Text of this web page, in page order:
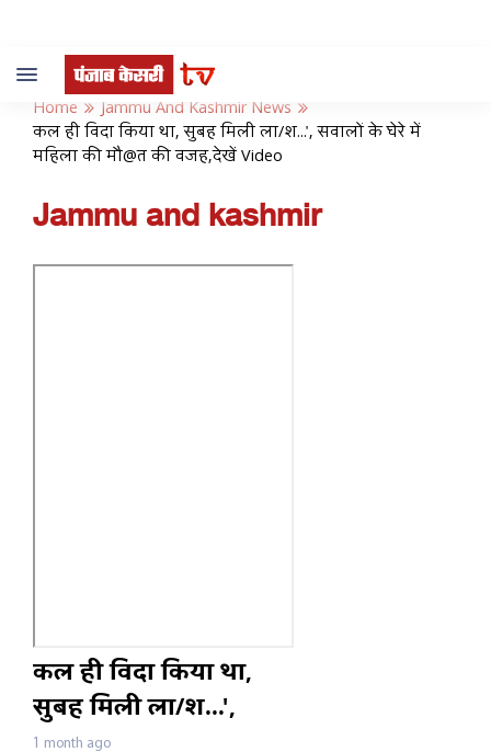
Toggle
navigation
Home
Jammu And Kashmir News
कल ही विदा किया था, सुबह मिली ला/श...', सवालों के घेरे में
महिला की मौ@त की वजह,देखें Video
Jammu and kashmir
कल ही विदा किया था,
सुबह मिली ला/श...',
1 month ago